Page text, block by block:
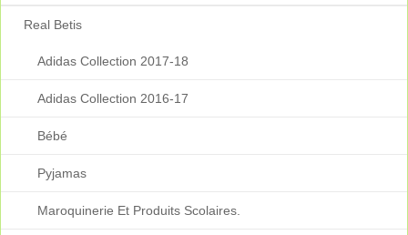
Real Betis
Adidas Collection 2017-18
Adidas Collection 2016-17
Bébé
Pyjamas
Maroquinerie Et Produits Scolaires.